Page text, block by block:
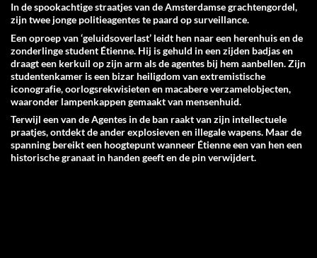
In de spookachtige straatjes van de Amsterdamse grachtengordel,
zijn twee jonge politieagentes te paard op surveillance.
Een oproep van ‘geluidsoverlast’ leidt hen naar een herenhuis en de
zonderlinge student Étienne. Hij is gehuld in een zijden badjas en
draagt een kerkuil op zijn arm als de agentes bij hem aanbellen. Zijn
studentenkamer is een bizar heiligdom van extremistische
iconografie, oorlogsrekwisieten en macabere verzamelobjecten,
waaronder lampenkappen gemaakt van mensenhuid.
Terwijl een van de Agentes in de ban raakt van zijn intellectuele
praatjes, ontdekt de ander explosieven en illegale wapens. Maar de
spanning bereikt een hoogtepunt wanneer Étienne een van hen een
historische granaat in handen geeft en de pin verwijdert.